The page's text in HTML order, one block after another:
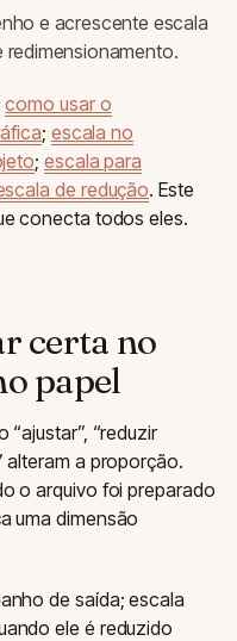
e acrescente escala
redimensionamento.
como usar o
; escala no
; escala para
de redução. Este
conecta todos eles.
certa no
papel
“ajustar”, “reduzir
alteram a proporção.
o arquivo foi preparado
uma dimensão
de saída; escala
ele é reduzido